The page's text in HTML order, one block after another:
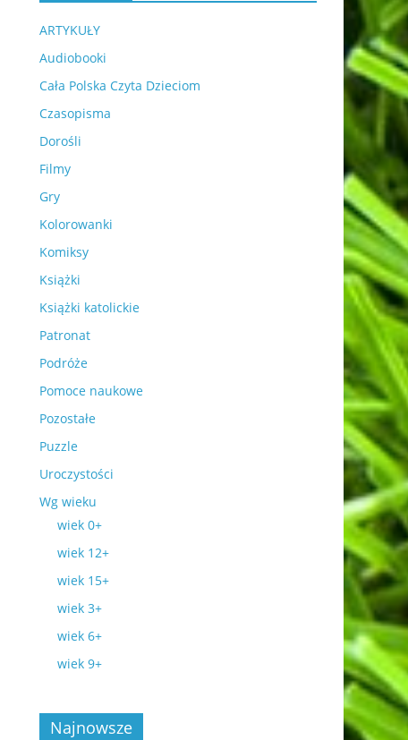
ARTYKUŁY
Audiobooki
Cała Polska Czyta Dzieciom
Czasopisma
Dorośli
Filmy
Gry
Kolorowanki
Komiksy
Książki
Książki katolickie
Patronat
Podróże
Pomoce naukowe
Pozostałe
Puzzle
Uroczystości
Wg wieku
wiek 0+
wiek 12+
wiek 15+
wiek 3+
wiek 6+
wiek 9+
Najnowsze